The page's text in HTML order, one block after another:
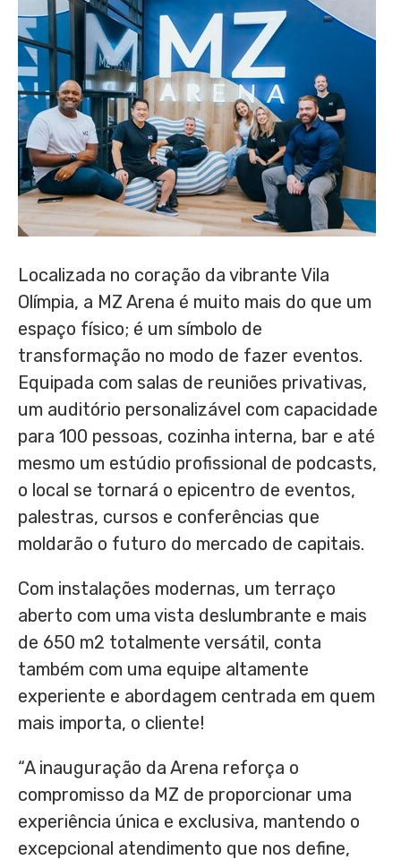
Localizada no coração da vibrante Vila
Olímpia, a MZ Arena é muito mais do que um
espaço físico; é um símbolo de
transformação no modo de fazer eventos.
Equipada com salas de reuniões privativas,
um auditório personalizável com capacidade
para 100 pessoas, cozinha interna, bar e até
mesmo um estúdio profissional de podcasts,
o local se tornará o epicentro de eventos,
palestras, cursos e conferências que
moldarão o futuro do mercado de capitais.
Com instalações modernas, um terraço
aberto com uma vista deslumbrante e mais
de 650 m2 totalmente versátil, conta
também com uma equipe altamente
experiente e abordagem centrada em quem
mais importa, o cliente!
“A inauguração da Arena reforça o
compromisso da MZ de proporcionar uma
experiência única e exclusiva, mantendo o
excepcional atendimento que nos define,